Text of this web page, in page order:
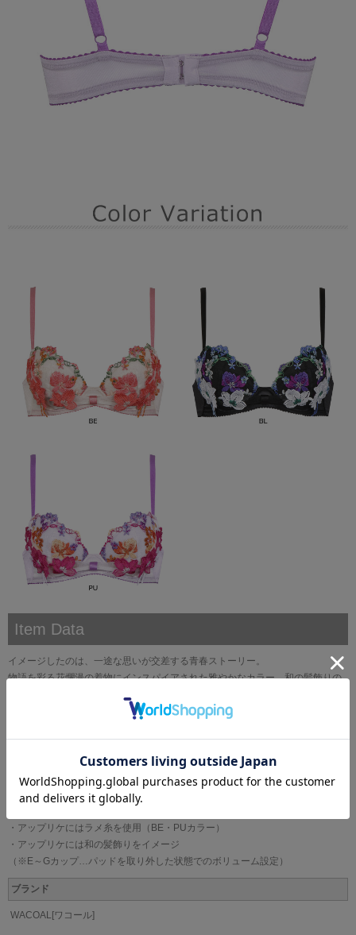
Item Data
イメージしたのは、一途な思いが交差する青春ストーリー。
物語を彩る花爛漫の着物にインスパイアされた雅やかなカラー、和の髪飾りの
日本の伝統美をファンタジックに咲かせました。
・キープリボン構造で寄せたバストをしっかりおさえて、動いても谷間をキー
●肌、花爛漫に華やぐ
・アップリケにはラメ糸を使用（BE・PUカラー）
・アップリケには和の髪飾りをイメージ
（※E～Gカップ…パッドを取り外した状態でのボリューム設定）
ブランド
WACOAL[ワコール]